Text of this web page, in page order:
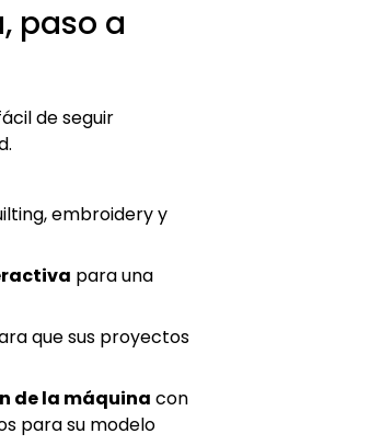
paso a
de seguir
embroidery y
para una
que sus proyectos
de la máquina con
para su modelo